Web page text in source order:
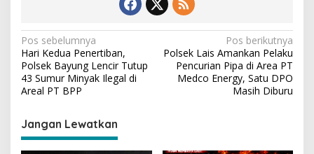
N
a
v
i
g
a
Pos sebelumnya
Hari Kedua Penertiban,
Polsek Bayung Lencir Tutup
43 Sumur Minyak Ilegal di
Areal PT BPP
Pos berikutnya
Polsek Lais Amankan Pelaku
Pencurian Pipa di Area PT
Medco Energy, Satu DPO
Masih Diburu
Jangan Lewatkan